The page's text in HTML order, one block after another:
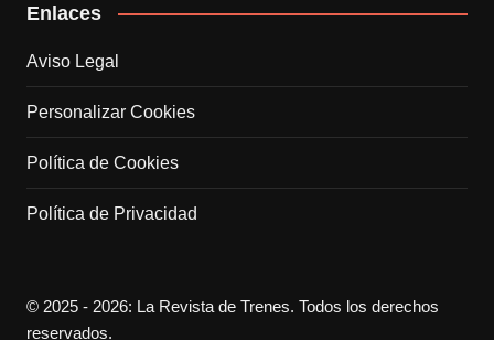
Enlaces
Aviso Legal
Personalizar Cookies
Política de Cookies
Política de Privacidad
© 2025 - 2026: La Revista de Trenes. Todos los derechos
reservados.